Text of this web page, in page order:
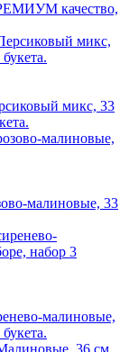
качество,
микс, 33
малиновые, 33
малиновые,